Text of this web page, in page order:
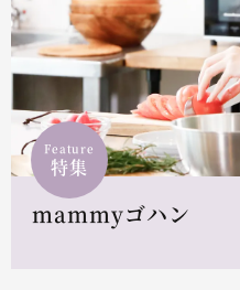
Feature
特集
mammyゴハン